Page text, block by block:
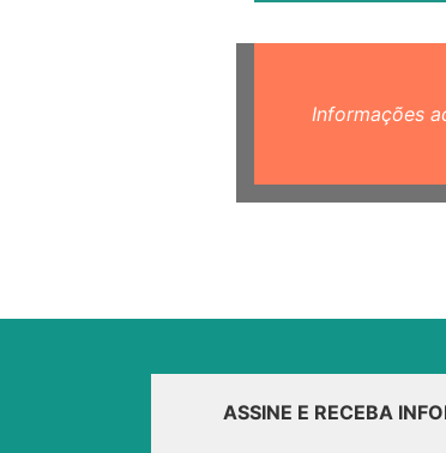
Informações
ASSINE E RECEBA